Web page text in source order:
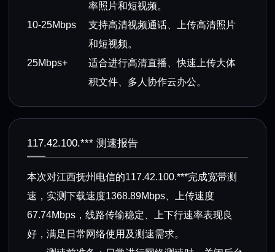
率照片和短视频。
10-25Mbps
支持高清视频通话、上传高清照片
和短视频。
25Mbps+
适合进行高清直播、快速上传大体
积文件、多人协作云办公。
117.42.100.*** 测速报告
本次对江西抚州电信的117.42.100.***完成宽带测
速，实测下载速度1368.89Mbps、上传速度
67.74Mbps，线路传输稳定、上下行速率表现良
好，满足日常网络使用及测速需求。